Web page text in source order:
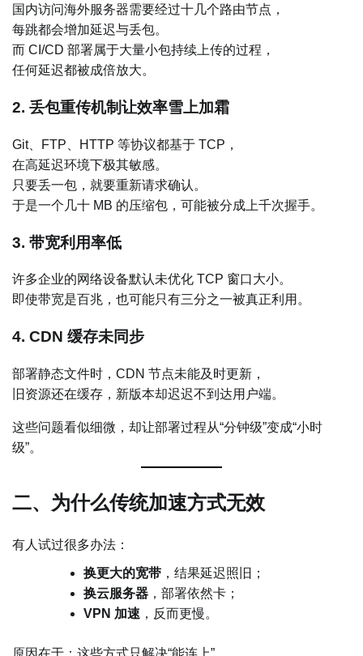
国内访问海外服务器需要经过十几个路由节点，
每跳都会增加延迟与丢包。
而 CI/CD 部署属于大量小包持续上传的过程，
任何延迟都被成倍放大。
2. 丢包重传机制让效率雪上加霜
Git、FTP、HTTP 等协议都基于 TCP，
在高延迟环境下极其敏感。
只要丢一包，就要重新请求确认。
于是一个几十 MB 的压缩包，可能被分成上千次握手。
3. 带宽利用率低
许多企业的网络设备默认未优化 TCP 窗口大小。
即使带宽是百兆，也可能只有三分之一被真正利用。
4. CDN 缓存未同步
部署静态文件时，CDN 节点未能及时更新，
旧资源还在缓存，新版本却迟迟不到达用户端。
这些问题看似细微，却让部署过程从“分钟级”变成“小时
级”。
二、为什么传统加速方式无效
有人试过很多办法：
换更大的宽带 ，结果延迟照旧；
换云服务器 ，部署依然卡；
VPN 加速 ，反而更慢。
原因在于：这些方式只解决“能连上”，